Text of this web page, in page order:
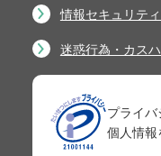
情報セキュリテ
迷惑行為・カス
プライバ
個人情報